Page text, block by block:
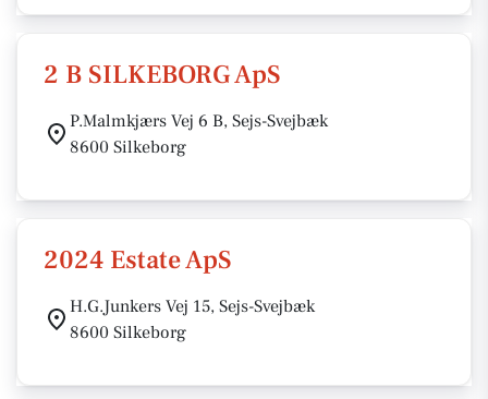
2 B SILKEBORG ApS
P.Malmkjærs Vej 6 B, Sejs-Svejbæk
8600 Silkeborg
2024 Estate ApS
H.G.Junkers Vej 15, Sejs-Svejbæk
8600 Silkeborg